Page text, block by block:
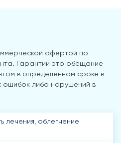
офертой по
Гарантии это обещание
в определенном сроке в
ошибок либо нарушений в
лечения, облегчение